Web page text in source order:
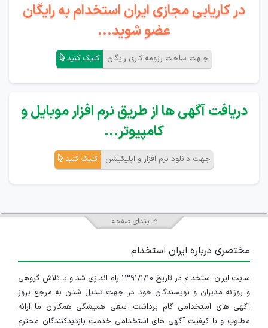
در کاریابی مجازی ایران استخدام به رایگان
عضو شوید...
جـهت ساخت رزومه کاری رایگان کلیک کنید
دریافت آگهی ها از طریق نرم افزار موبایل و
کامپیوتر...
جهت دانلود نرم افزار و اپلیکیشن کلیک کنید
ابتدای صفحه
مختصری درباره ایران استخدام
سایت ایران استخدام در تاریخ ۱۳۹۱/۱/۱۰ راه اندازی شد و با تلاش گروهی
و روزانه مدیران و نویسندگان خود در جهت تبدیل شدن به مرجع بروز
آگهی های استخدامی گام برداشت. سعی همیشگی همکاران ما ارائه
مطلوب و با کیفیت آگهی های استخدامی خدمت بازدیدکنندگان محترم